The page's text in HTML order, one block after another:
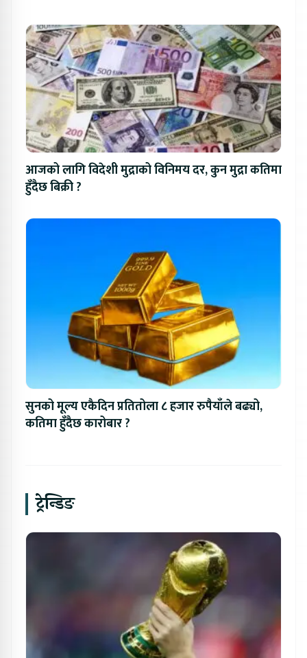
आजको लागि विदेशी मुद्राको विनिमय दर, कुन मुद्रा कतिमा
हुँदैछ बिक्री ?
सुनको मूल्य एकैदिन प्रतितोला ८ हजार रुपैयाँले बढ्यो,
कतिमा हुँदैछ कारोबार ?
ट्रेन्डिङ